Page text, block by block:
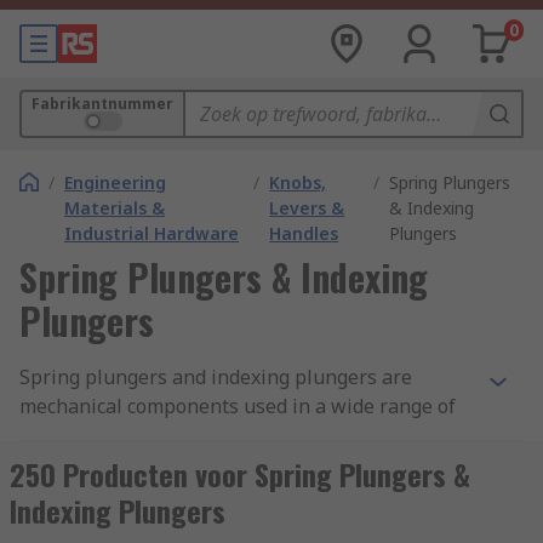
0
Fabrikantnummer
/ Engineering
Materials &
Industrial Hardware
/ Knobs,
Levers &
Handles
/ Spring Plungers
& Indexing
Plungers
Spring Plungers & Indexing
Plungers
Spring plungers and indexing plungers are
mechanical components used in a wide range of
are typically used for locking, positioning and
locating pre-defined holes in projects. The
plunger components come in a range of types,
250 Producten voor Spring Plungers &
Indexing Plungers